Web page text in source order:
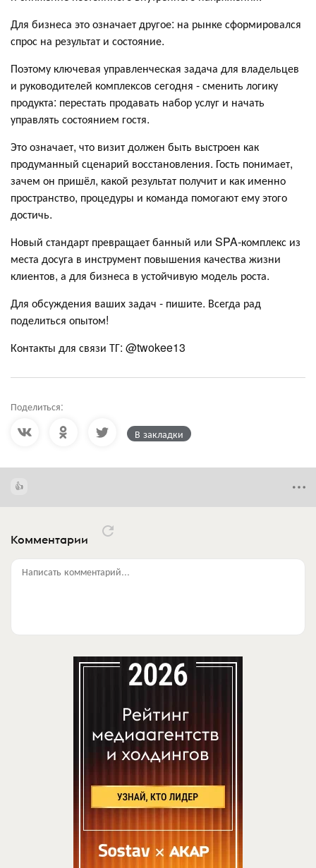
Для бизнеса это означает другое: на рынке сформировался
спрос на результат и состояние.
Поэтому ключевая управленческая задача для владельцев
и руководителей комплексов сегодня - сменить логику
продукта: перестать продавать набор услуг и начать
управлять состоянием гостя.
Это означает, что визит должен быть выстроен как
продуманный сценарий восстановления. Гость понимает,
зачем он пришёл, какой результат получит и как именно
пространство, процедуры и команда помогают ему этого
достичь.
Новый стандарт превращает банный или SPA-комплекс из
места досуга в инструмент повышения качества жизни
клиентов, а для бизнеса в устойчивую модель роста.
Для обсуждения ваших задач - пишите. Всегда рад
поделиться опытом!
Контакты для связи ТГ: @twokee13
Поделиться:
В закладки
Комментарии
Написать комментарий...